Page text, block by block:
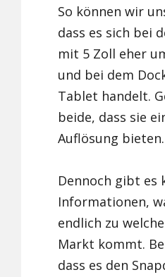
So können wir
dass es sich bei
mit 5 Zoll eher
und bei dem
Tablet handelt.
beide, dass sie
Auflösung bieten.
Dennoch gibt es
Informationen,
endlich zu
Markt kommt.
dass es den